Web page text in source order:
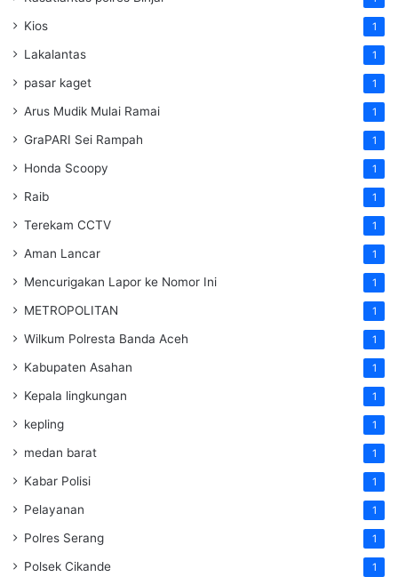
Kios 1
Lakalantas 1
pasar kaget 1
Arus Mudik Mulai Ramai 1
GraPARI Sei Rampah 1
Honda Scoopy 1
Raib 1
Terekam CCTV 1
Aman Lancar 1
Mencurigakan Lapor ke Nomor Ini 1
METROPOLITAN 1
Wilkum Polresta Banda Aceh 1
Kabupaten Asahan 1
Kepala lingkungan 1
kepling 1
medan barat 1
Kabar Polisi 1
Pelayanan 1
Polres Serang 1
Polsek Cikande 1